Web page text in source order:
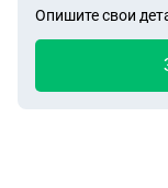
Опишите свои